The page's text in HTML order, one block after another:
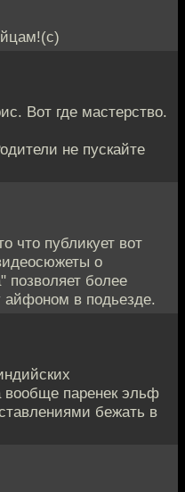
Вот где мастерство.
не пускайте
что публикует вот
о
позволяет более
айфоном в подьезде.
вообще паренек эльф
бежать в